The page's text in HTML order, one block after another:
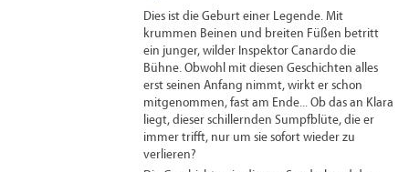
Dies ist die Geburt einer Legende. Mit
krummen Beinen und breiten Füßen betritt
ein junger, wilder Inspektor Canardo die
Bühne. Obwohl mit diesen Geschichten alles
erst seinen Anfang nimmt, wirkt er schon
mitgenommen, fast am Ende... Ob das an Klara
liegt, dieser schillernden Sumpfblüte, die er
immer trifft, nur um sie sofort wieder zu
verlieren?